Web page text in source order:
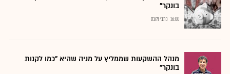
בונקר"
16:00 כתבי גלובס
מנהל ההשקעות שממליץ על מניה שהיא "כמו לקנות
בונקר"